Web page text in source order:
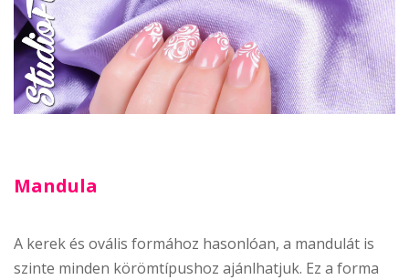
Mandula
A kerek és ovális formához hasonlóan, a mandulát is
szinte minden körömtípushoz ajánlhatjuk. Ez a forma